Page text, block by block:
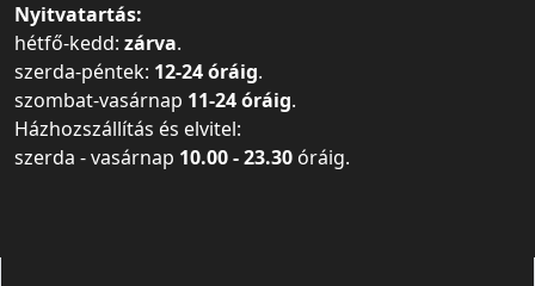
Nyitvatartás:
hétfő-kedd: zárva.
szerda-péntek: 12-24 óráig.
szombat-vasárnap 11-24 óráig.
Házhozszállítás és elvitel:
szerda - vasárnap 10.00 - 23.30 óráig.